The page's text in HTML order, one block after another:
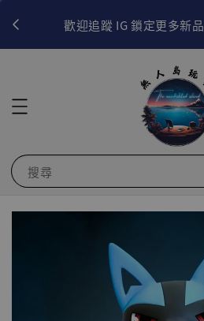
歡迎追蹤 IG 鎖定更多新
搜尋